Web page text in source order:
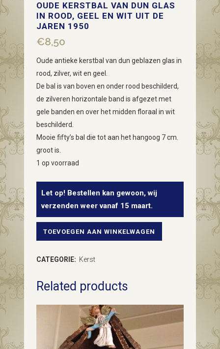
OUDE KERSTBAL VAN DUN GLAS
IN ROOD, GEEL EN WIT UIT DE
JAREN 1950
€8,50
Oude antieke kerstbal van dun geblazen glas in
rood, zilver, wit en geel.
De bal is van boven en onder rood beschilderd,
de zilveren horizontale band is afgezet met
gele banden en over het midden floraal in wit
beschilderd.
Mooie fifty’s bal die tot aan het hangoog 7 cm.
groot is.
1 op voorraad
Let op! Bestellen kan gewoon, wij
verzenden weer vanaf 15 maart.
Oude
dun
glas
TOEVOEGEN AAN WINKELWAGEN
CATEGORIE: Kerst
Related products